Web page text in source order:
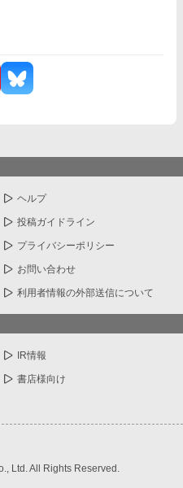
ヘルプ
投稿ガイドライン
プライバシーポリシー
お問い合わせ
利用者情報の外部送信について
IR情報
書店様向け
Ltd. All Rights Reserved.